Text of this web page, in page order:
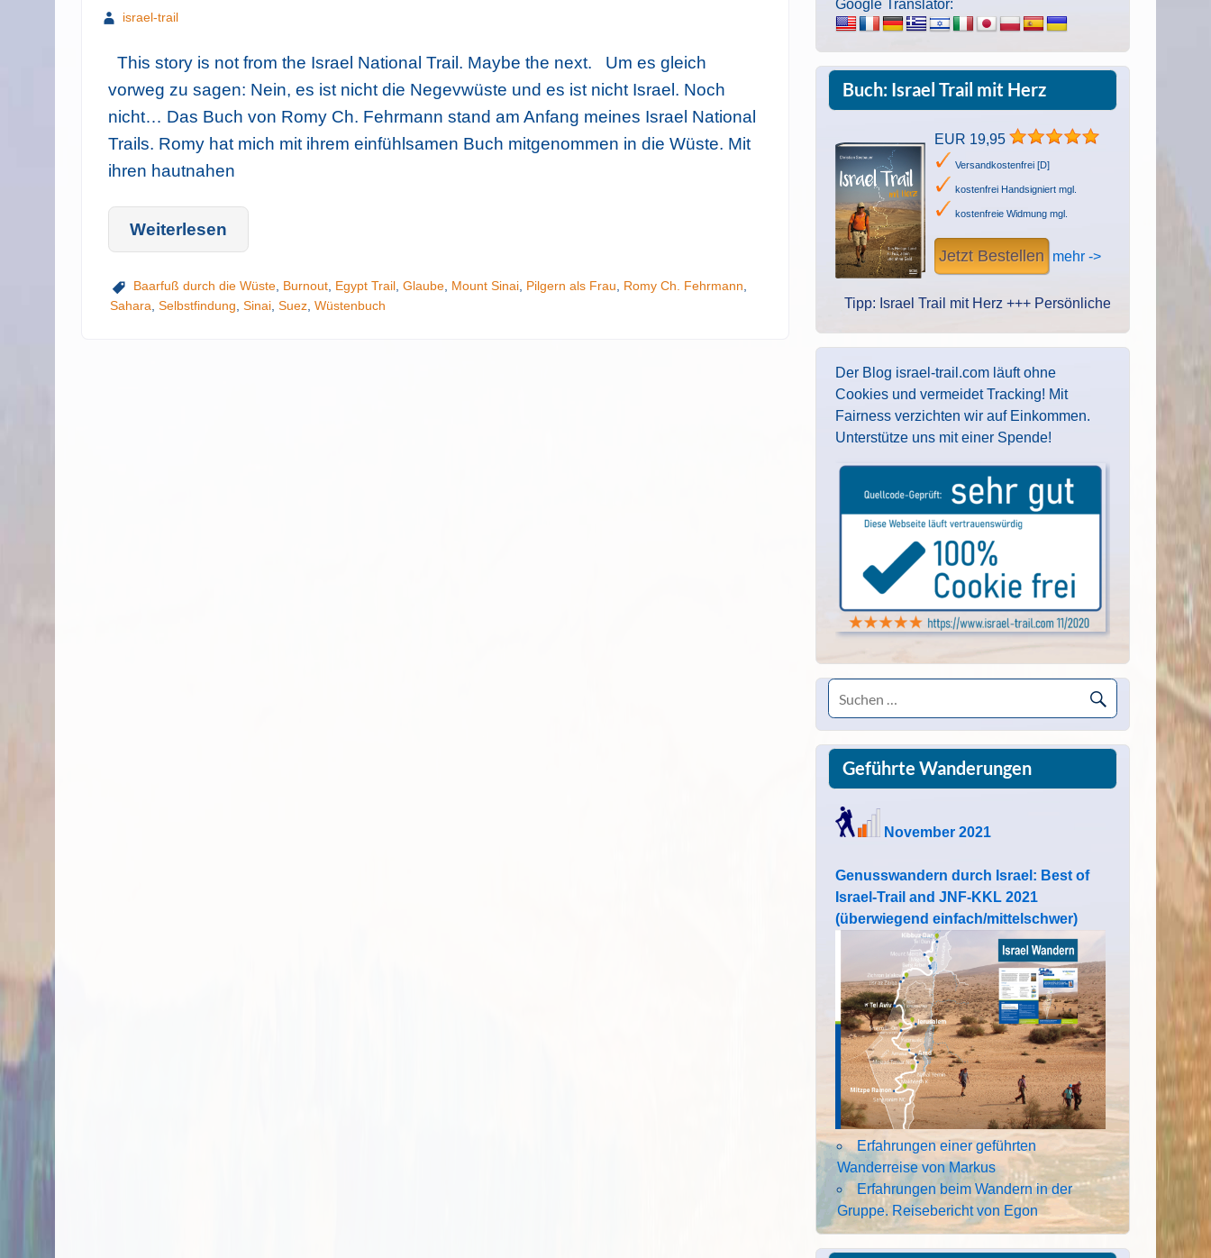
israel-trail
This story is not from the Israel National Trail. Maybe the next. Um es gleich
vorweg zu sagen: Nein, es ist nicht die Negevwüste und es ist nicht Israel. Noch
nicht… Das Buch von Romy Ch. Fehrmann stand am Anfang meines Israel National
Trails. Romy hat mich mit ihrem einfühlsamen Buch mitgenommen in die Wüste. Mit
ihren hautnahen
Weiterlesen
Baarfuß durch die Wüste, Burnout, Egypt Trail, Glaube, Mount Sinai, Pilgern als Frau Romy Ch. Fehrmann
Sahara Selbstfindung Sinai, Suez, Wüstenbuch
Google Translator:
Buch: Israel Trail mit Herz
EUR 19,95
Versandkostenfrei [D]
kostenfrei Handsigniert mgl.
kostenfreie Widmung mgl.
Jetzt Bestellen mehr ->
Tipp: Israel Trail mit Herz +++ Persönliche Widmung des
Der Blog israel-trail.com läuft ohne
Cookies und vermeidet Tracking! Mit
Fairness verzichten wir auf Einkommen.
Unterstütze uns mit einer Spende!
Geführte Wanderungen
November 2021
Genusswandern durch Israel: Best of
Israel-Trail and JNF-KKL 2021
(überwiegend einfach/mittelschwer)
Erfahrungen einer geführten
Wanderreise von Markus
Erfahrungen beim Wandern in der
Gruppe. Reisebericht von Egon